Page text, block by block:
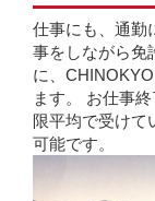
仕事にも、通勤
事をしながら免
に、
ます。 お仕事
限平均で受けて
可能です。